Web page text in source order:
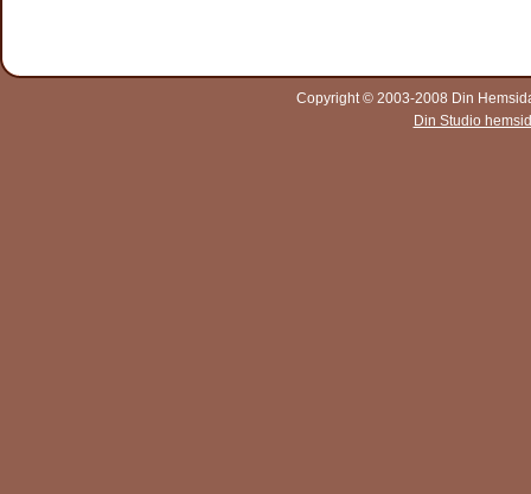
Copyright © 2003-2008 Din
Din Studio